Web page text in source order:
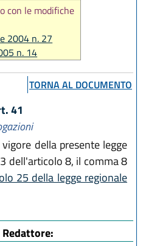
con le modifiche
2004 n. 27
n. 14
n. 15
n. 12
2017, n. 24
2020, n. 14
2021, n. 5
n. 5
2025, n. 11
n. 9
TORNA AL DOCUMENTO
41
della presente legge
dell'articolo 8, il comma 8
25 della legge regionale